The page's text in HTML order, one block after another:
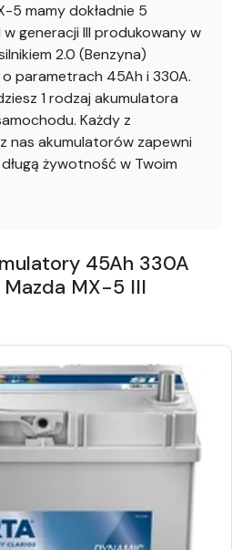
5 mamy dokładnie 5
generacji III produkowany w
2.0 (Benzyna)
parametrach 45Ah i 330A.
1 rodzaj akumulatora
Każdy z
nas akumulatorów zapewni
żywotność w Twoim
45Ah 330A
MX-5 III